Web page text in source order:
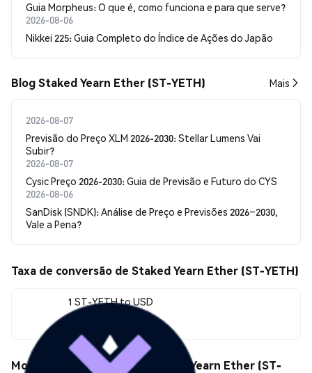
Guia Morpheus: O que é, como funciona e para que serve?
2026-08-06
Nikkei 225: Guia Completo do Índice de Ações do Japão
Blog Staked Yearn Ether (ST-YETH) Mais
2026-08-07
Previsão do Preço XLM 2026-2030: Stellar Lumens Vai
Subir?
2026-08-07
Cysic Preço 2026-2030: Guia de Previsão e Futuro do CYS
2026-08-06
SanDisk (SNDK): Análise de Preço e Previsões 2026–2030,
Vale a Pena?
Taxa de conversão de Staked Yearn Ether (ST-YETH)
1 ST-YETH to USD
Movimentos de preço de Staked Yearn Ether (ST-